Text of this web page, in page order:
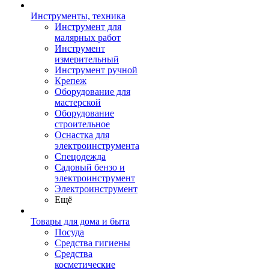
Инструменты, техника
Инструмент для
малярных работ
Инструмент
измерительный
Инструмент ручной
Крепеж
Оборудование для
мастерской
Оборудование
строительное
Оснастка для
электроинструмента
Спецодежда
Садовый бензо и
электроинструмент
Электроинструмент
Ещё
Товары для дома и быта
Посуда
Средства гигиены
Средства
косметические